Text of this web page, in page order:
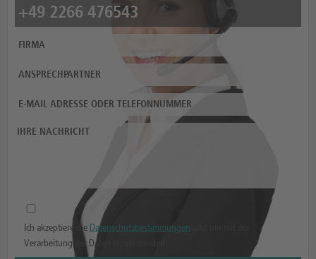
+49 2266 476543
Ich akzeptiere die Datenschutzbestimmungen
Verarbeitung der Daten einverstanden.